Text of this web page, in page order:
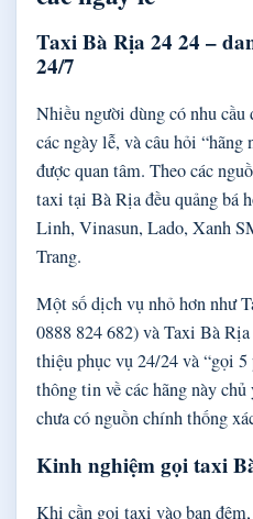
Taxi Bà Rịa 24 24 –
24/7
Nhiều người dùng có nhu cầu
các ngày lễ, và câu hỏi “hãng
được quan tâm. Theo các
taxi tại Bà Rịa đều quảng bá
Linh, Vinasun, Lado, Xanh
Trang.
Một số dịch vụ nhỏ hơn như
0888 824 682) và Taxi Bà
thiệu phục vụ 24/24 và “gọi
thông tin về các hãng này chủ
chưa có nguồn chính thống
Kinh nghiệm gọi taxi
Khi cần gọi taxi vào ban